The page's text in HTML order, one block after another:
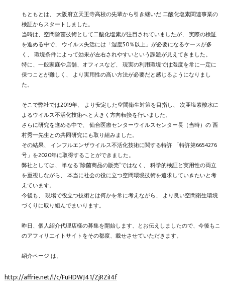
もともとは、 大阪府立天王寺高校の先輩から引き継いだ 二酸化塩素関連事業の
検証からスタートしました。
当時は、空間除菌技術として二酸化塩素が注目されていましたが、 実際の検証
を進める中で、 ウイルス失活には「湿度50％以上」が必要になるケースが多
く、 環境条件によって効果が左右されやすいという課題が見えてきました。
特に、一般家庭や店舗、オフィスなど、 現実の利用環境では湿度を常に一定に
保つことが難しく、 より実用性の高い方法が必要だと感じるようになりまし
た。
そこで弊社では2019年、 より安定した空間衛生対策を目指し、 次亜塩素酸水に
よるウイルス不活化技術へと大きく方向転換を行いました。
さらに研究を進める中で、 仙台医療センターウイルスセンター長（当時）の 西
村秀一先生との共同研究にも取り組みました。
その結果、 インフルエンザウイルス不活化技術に関する特許 「特許第6654276
号」を2020年に取得することができました。
弊社としては、 単なる“除菌商品の販売”ではなく、 科学的検証と実用性の両立
を重視しながら、 本当に社会の役に立つ空間環境技術を追求していきたいと考
えています。
今後も、 現場で役立つ技術とは何かを常に考えながら、 より良い空間衛生環境
づくりに取り組んでまいります。
昨日、個人紹介代理店様の募集を開始します、とお伝えしましたので、今後もこ
のアフィリエイトサイトをその都度、載せさせていただきます。
紹介ページ は、
http://affrie.net/l/c/FuHDWJ41/ZjRZiI4f